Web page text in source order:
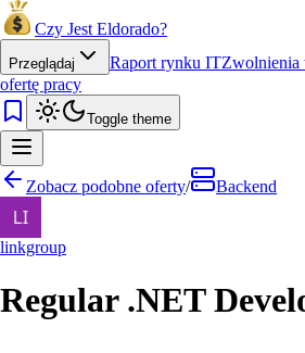
Czy Jest Eldorado?
Przeglądaj Raport rynku IT
ofertę pracy
Toggle theme
Zobacz podobne oferty/ Backend
linkgroup
Regular .NET